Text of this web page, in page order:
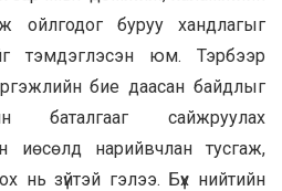
ойлгодог буруу хандлагыг
тэмдэглэсэн юм. Тэрбээр
бие даасан байдлыг
баталгааг сайжруулах
иөсөлд нарийвчлан тусгаж,
нь зүйтэй гэлээ. Бүх нийтийн